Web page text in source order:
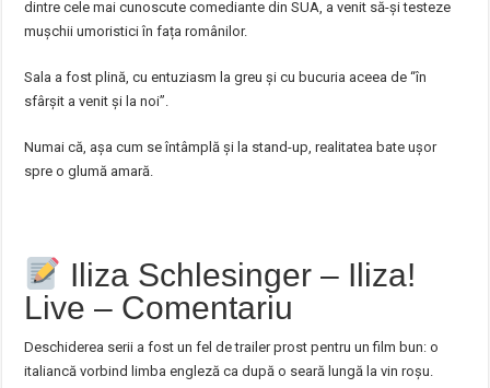
dintre cele mai cunoscute comediante din SUA, a venit să-și testeze
mușchii umoristici în fața românilor.
Sala a fost plină, cu entuziasm la greu și cu bucuria aceea de “în
sfârșit a venit și la noi”.
Numai că, așa cum se întâmplă și la stand-up, realitatea bate ușor
spre o glumă amară.
Iliza Schlesinger – Iliza!
Live – Comentariu
Deschiderea serii a fost un fel de trailer prost pentru un film bun: o
italiancă vorbind limba engleză ca după o seară lungă la vin roșu.